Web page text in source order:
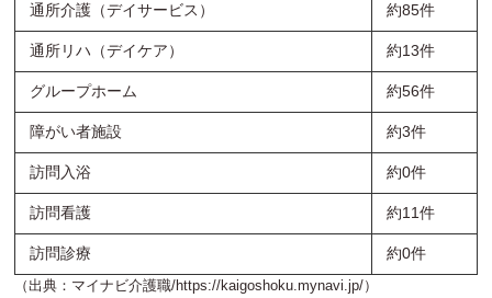
通所介護（デイサービス） 約85件
通所リハ（デイケア） 約13件
グループホーム 約56件
障がい者施設 約3件
訪問入浴 約0件
訪問看護 約11件
訪問診療
約0件
（出典：マイナビ介護職/https://kaigoshoku.mynavi.jp/）